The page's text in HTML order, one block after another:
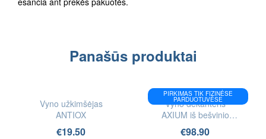
Panašūs produktai
FIZINĖSE
PARDUOTUVĖSE
Vyno užkimšėjas
ANTIOX
€19.50
PIRKIMAS TIK FIZINĖSE
PARDUOTUVĖSE
Vyno dekanteris
AXIUM iš bešvinio
krištolo
€98.90